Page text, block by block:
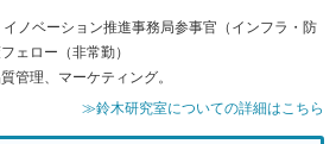
ノベーション推進事務局参事官（インフラ・防
ェロー（非常勤）
管理、マーケティング。
≫鈴木研究室についての詳細はこちら